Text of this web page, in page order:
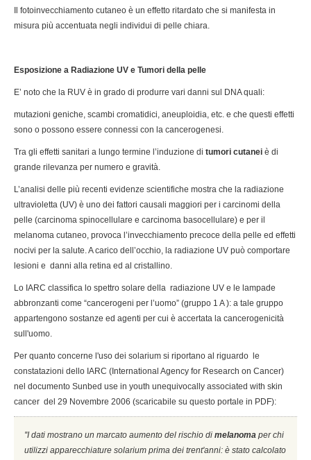
Il fotoinvecchiamento cutaneo è un effetto ritardato che si manifesta in
misura più accentuata negli individui di pelle chiara.
Esposizione a Radiazione UV e Tumori della pelle
E’ noto che la RUV è in grado di produrre vari danni sul DNA quali:
mutazioni geniche, scambi cromatidici, aneuploidia, etc. e che questi effetti
sono o possono essere connessi con la cancerogenesi.
Tra gli effetti sanitari a lungo termine l’induzione di tumori cutanei è di
grande rilevanza per numero e gravità.
L’analisi delle più recenti evidenze scientifiche mostra che la radiazione
ultravioletta (UV) è uno dei fattori causali maggiori per i carcinomi della
pelle (carcinoma spinocellulare e carcinoma basocellulare) e per il
melanoma cutaneo, provoca l’invecchiamento precoce della pelle ed effetti
nocivi per la salute. A carico dell’occhio, la radiazione UV può comportare
lesioni e danni alla retina ed al cristallino.
Lo IARC classifica lo spettro solare della radiazione UV e le lampade
abbronzanti come “cancerogeni per l’uomo” (gruppo 1 A ): a tale gruppo
appartengono sostanze ed agenti per cui è accertata la cancerogenicità
sull'uomo.
Per quanto concerne l'uso dei solarium si riportano al riguardo le
constatazioni dello IARC (International Agency for Research on Cancer)
nel documento Sunbed use in youth unequivocally associated with skin
cancer del 29 Novembre 2006 (scaricabile su questo portale in PDF):
''I dati mostrano un marcato aumento del rischio di melanoma per chi
utilizzi apparecchiature solarium prima dei trent'anni: è stato calcolato